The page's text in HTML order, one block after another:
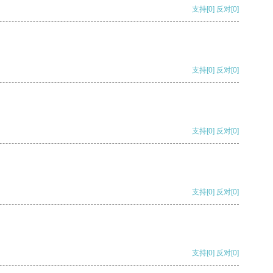
支持[0] 反对[0]
支持[0] 反对[0]
支持[0] 反对[0]
支持[0] 反对[0]
支持[0] 反对[0]